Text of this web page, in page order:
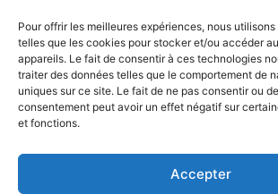
Pour offrir les meilleures expériences, nous
telles que les cookies pour stocker et/ou accéder
appareils. Le fait de consentir à ces technologies
traiter des données telles que le comportement de
uniques sur ce site. Le fait de ne pas consentir ou
consentement peut avoir un effet négatif sur
et fonctions.
Accepter
Mentions Légales–Politiques des
personnelles
© Clover Abris de Piscine 2023 – Une marque
DEVIS